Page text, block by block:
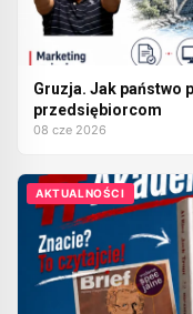
Gruzja. Jak państwo
przedsiębiorcom
08 cze 2026
AKTUALNOŚCI